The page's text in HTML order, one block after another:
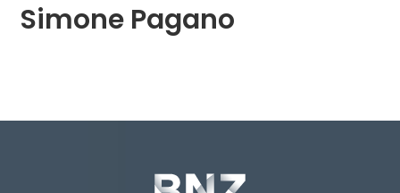
Simone Pagano